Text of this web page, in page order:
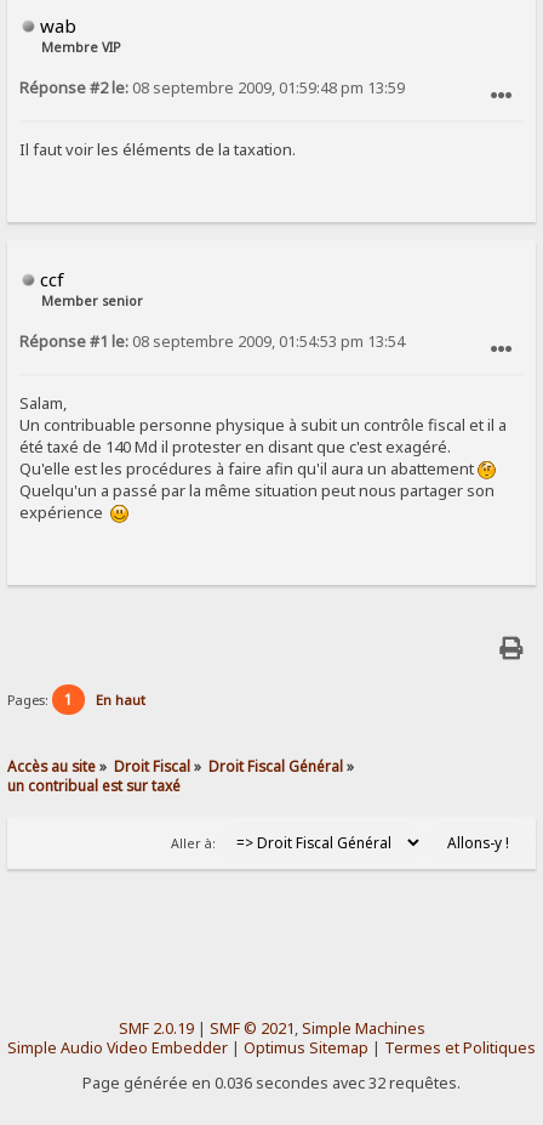
wab
Membre VIP
Réponse #2 le: 08 septembre 2009, 01:59:48 pm 13:59
Il faut voir les éléments de la taxation.
ccf
Member senior
Réponse #1 le: 08 septembre 2009, 01:54:53 pm 13:54
Salam,
Un contribuable personne physique à subit un contrôle fiscal et il a
été taxé de 140 Md il protester en disant que c'est exagéré.
Qu'elle est les procédures à faire afin qu'il aura un abattement
Quelqu'un a passé par la même situation peut nous partager son
expérience
Pages: 1 En haut
Accès au site» Droit Fiscal» Droit Fiscal Général»
un contribual est sur taxé
Aller à:
SMF 2.0.19| SMF © 2021,Simple Machines
Simple Audio Video Embedder | Optimus Sitemap | Termes et Politiques
Page générée en 0.036 secondes avec 32 requêtes.